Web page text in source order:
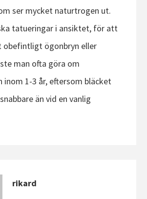
ser mycket naturtrogen ut.
tatueringar i ansiktet, för att
ögonbryn eller
man ofta göra om
inom 1-3 år, eftersom bläcket
än vid en vanlig
rikard